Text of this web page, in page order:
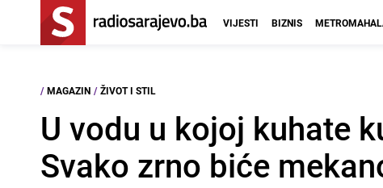
VIJESTI BIZNIS
/ MAGAZIN / ŽIVOT I STIL
U vodu u kojoj kuhate
Svako zrno biće